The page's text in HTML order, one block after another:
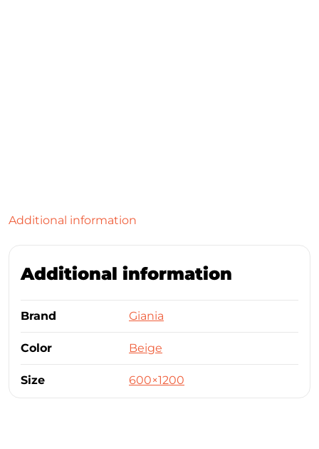
Additional information
Additional information
Brand Giania
Color Beige
Size 600×1200